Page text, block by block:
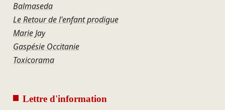
Balmaseda
Le Retour de l'enfant prodigue
Marie Jay
Gaspésie Occitanie
Toxicorama
Lettre d'information